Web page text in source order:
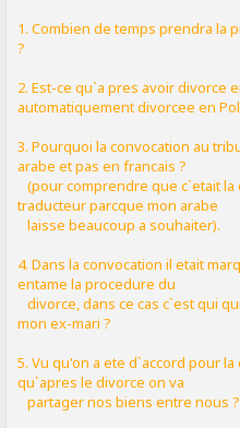
1. Combien de temps prendra la
?
2. Est-ce qu`a pres avoir divorce
automatiquement divorcee en
3. Pourquoi la convocation au
arabe et pas en francais ?
(pour comprendre que c`etait la
traducteur parcque mon arabe
laisse beaucoup a souhaiter).
4. Dans la convocation il etait
entame la procedure du
divorce, dans ce cas c`est qui
mon ex-mari ?
5. Vu qu'on a ete d`accord pour
qu`apres le divorce on va
partager nos biens entre nous ?